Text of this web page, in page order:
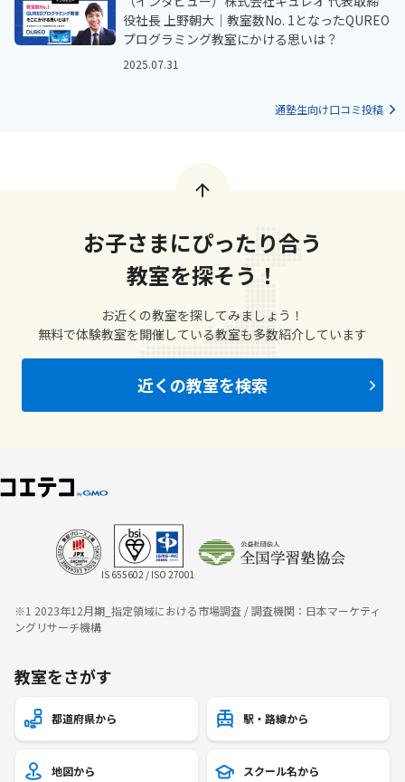
役社長 上野朝大｜教室数No. 1となったQUREO
プログラミング教室にかける思いは？
2025.07.31
通塾生向け口コミ投稿
お子さまにぴったり合う
教室を探そう！
お近くの教室を探してみましょう！
無料で体験教室を開催している教室も多数紹介しています
近くの教室を検索
IS 655602 / ISO 27001
※1 2023年12月期_指定領域における市場調査 / 調査機関：日本マーケティ
ングリサーチ機構
教室をさがす
都道府県から 駅・路線から
地図から スクール名から